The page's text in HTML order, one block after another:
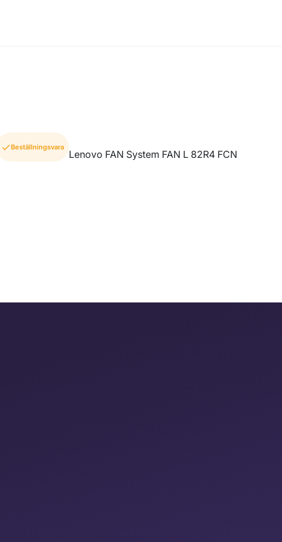
Beställningsvara
Lenovo FAN System FAN L 82R4 FCN